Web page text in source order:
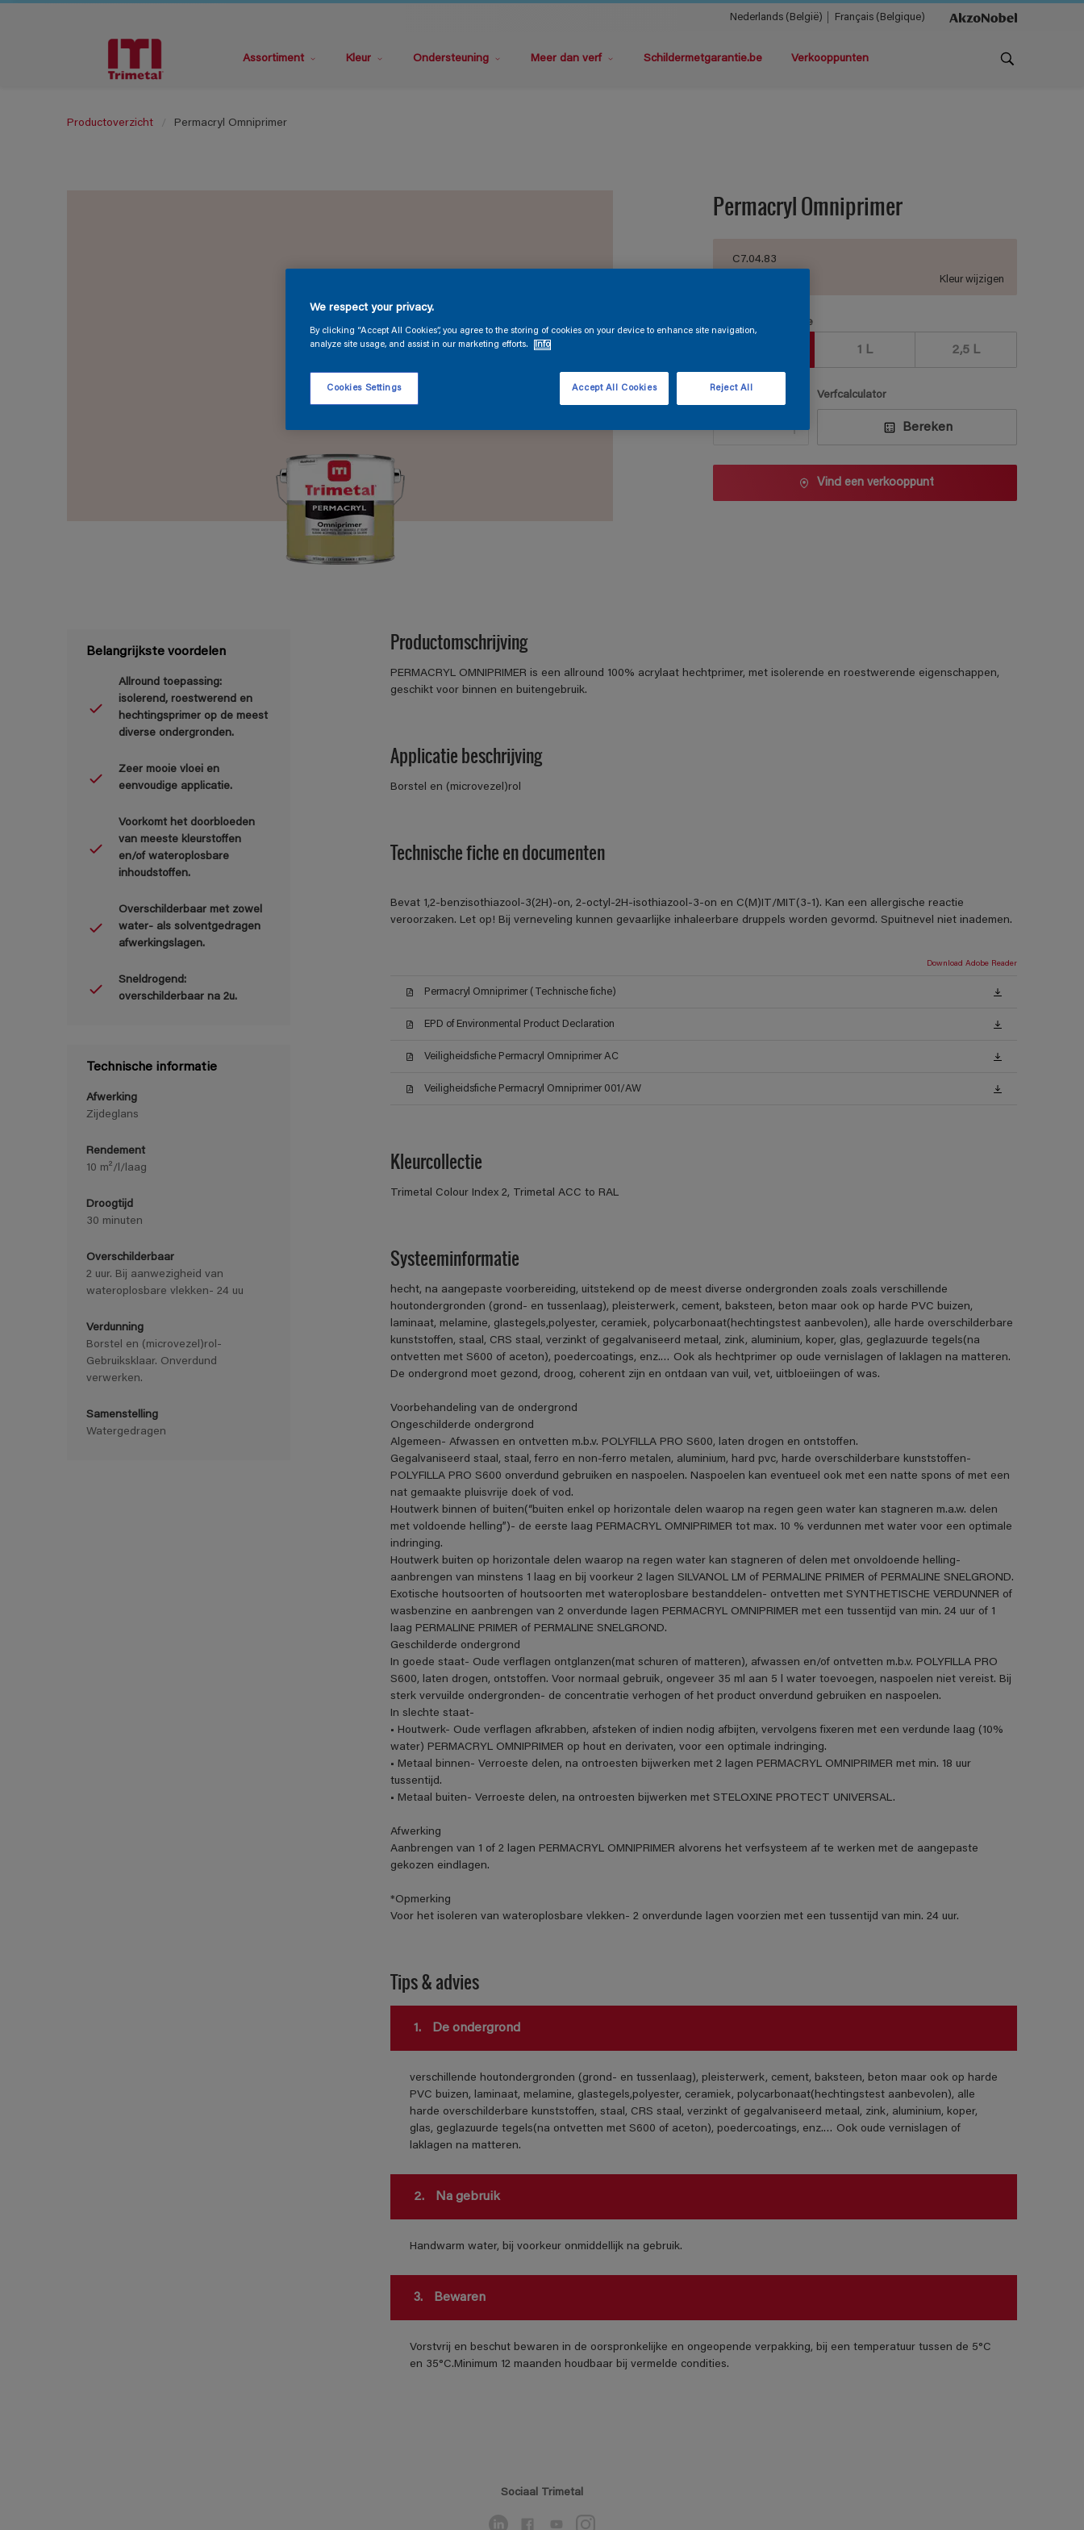
Nederlands (België) Français (Belgique)
Assortiment Kleur Ondersteuning Meer dan verf Schildermetgarantie.be Verkooppunten
Productoverzicht Permacryl Omniprimer
Permacryl Omniprimer
C7.04.83
Kleur wijzigen
Verpakkingsgrootte
1 L 2,5 L
Aantal Verfcalculator
Bereken
Vind een verkooppunt
Belangrijkste voordelen
Allround toepassing:
isolerend, roestwerend en
hechtingsprimer op de meest
diverse ondergronden.
Zeer mooie vloei en
eenvoudige applicatie.
Voorkomt het doorbloeden
van meeste kleurstoffen
en/of wateroplosbare
inhoudstoffen.
Overschilderbaar met zowel
water- als solventgedragen
afwerkingslagen.
Sneldrogend:
overschilderbaar na 2u.
Technische informatie
Afwerking
Zijdeglans
Rendement
10 m²/l/laag
Droogtijd
30 minuten
Overschilderbaar
2 uur. Bij aanwezigheid van
wateroplosbare vlekken- 24 uu
Verdunning
Borstel en (microvezel)rol-
Gebruiksklaar. Onverdund
verwerken.
Samenstelling
Watergedragen
Productomschrijving
PERMACRYL OMNIPRIMER is een allround 100% acrylaat hechtprimer, met isolerende en roestwerende eigenschappen,
geschikt voor binnen en buitengebruik.
Applicatie beschrijving
Borstel en (microvezel)rol
Technische fiche en documenten
Bevat 1,2-benzisothiazool-3(2H)-on, 2-octyl-2H-isothiazool-3-on en C(M)IT/MIT(3-1). Kan een allergische reactie
veroorzaken. Let op! Bij verneveling kunnen gevaarlijke inhaleerbare druppels worden gevormd. Spuitnevel niet inademen.
Download Adobe Reader
Permacryl Omniprimer (Technische fiche)
EPD of Environmental Product Declaration
Veiligheidsfiche Permacryl Omniprimer AC
Veiligheidsfiche Permacryl Omniprimer 001/AW
Kleurcollectie
Trimetal Colour Index 2, Trimetal ACC to RAL
Systeeminformatie
hecht, na aangepaste voorbereiding, uitstekend op de meest diverse ondergronden zoals zoals verschillende
houtondergronden (grond- en tussenlaag), pleisterwerk, cement, baksteen, beton maar ook op harde PVC buizen,
laminaat, melamine, glastegels,polyester, ceramiek, polycarbonaat(hechtingstest aanbevolen), alle harde overschilderbare
kunststoffen, staal, CRS staal, verzinkt of gegalvaniseerd metaal, zink, aluminium, koper, glas, geglazuurde tegels(na
ontvetten met S600 of aceton), poedercoatings, enz.… Ook als hechtprimer op oude vernislagen of laklagen na matteren.
De ondergrond moet gezond, droog, coherent zijn en ontdaan van vuil, vet, uitbloeiingen of was.
Voorbehandeling van de ondergrond
Ongeschilderde ondergrond
Algemeen- Afwassen en ontvetten m.b.v. POLYFILLA PRO S600, laten drogen en ontstoffen.
Gegalvaniseerd staal, staal, ferro en non-ferro metalen, aluminium, hard pvc, harde overschilderbare kunststoffen-
POLYFILLA PRO S600 onverdund gebruiken en naspoelen. Naspoelen kan eventueel ook met een natte spons of met een
nat gemaakte pluisvrije doek of vod.
Houtwerk binnen of buiten(“buiten enkel op horizontale delen waarop na regen geen water kan stagneren m.a.w. delen
met voldoende helling”)- de eerste laag PERMACRYL OMNIPRIMER tot max. 10 % verdunnen met water voor een optimale
indringing.
Houtwerk buiten op horizontale delen waarop na regen water kan stagneren of delen met onvoldoende helling-
aanbrengen van minstens 1 laag en bij voorkeur 2 lagen SILVANOL LM of PERMALINE PRIMER of PERMALINE SNELGROND.
Exotische houtsoorten of houtsoorten met wateroplosbare bestanddelen- ontvetten met SYNTHETISCHE VERDUNNER of
wasbenzine en aanbrengen van 2 onverdunde lagen PERMACRYL OMNIPRIMER met een tussentijd van min. 24 uur of 1
laag PERMALINE PRIMER of PERMALINE SNELGROND.
Geschilderde ondergrond
In goede staat- Oude verflagen ontglanzen(mat schuren of matteren), afwassen en/of ontvetten m.b.v. POLYFILLA PRO
S600, laten drogen, ontstoffen. Voor normaal gebruik, ongeveer 35 ml aan 5 l water toevoegen, naspoelen niet vereist. Bij
sterk vervuilde ondergronden- de concentratie verhogen of het product onverdund gebruiken en naspoelen.
In slechte staat-
• Houtwerk- Oude verflagen afkrabben, afsteken of indien nodig afbijten, vervolgens fixeren met een verdunde laag (10%
water) PERMACRYL OMNIPRIMER op hout en derivaten, voor een optimale indringing.
• Metaal binnen- Verroeste delen, na ontroesten bijwerken met 2 lagen PERMACRYL OMNIPRIMER met min. 18 uur
tussentijd.
• Metaal buiten- Verroeste delen, na ontroesten bijwerken met STELOXINE PROTECT UNIVERSAL.
Afwerking
Aanbrengen van 1 of 2 lagen PERMACRYL OMNIPRIMER alvorens het verfsysteem af te werken met de aangepaste
gekozen eindlagen.
*Opmerking
Voor het isoleren van wateroplosbare vlekken- 2 onverdunde lagen voorzien met een tussentijd van min. 24 uur.
Tips & advies
1. De ondergrond
verschillende houtondergronden (grond- en tussenlaag), pleisterwerk, cement, baksteen, beton maar ook op harde
PVC buizen, laminaat, melamine, glastegels,polyester, ceramiek, polycarbonaat(hechtingstest aanbevolen), alle
harde overschilderbare kunststoffen, staal, CRS staal, verzinkt of gegalvaniseerd metaal, zink, aluminium, koper,
glas, geglazuurde tegels(na ontvetten met S600 of aceton), poedercoatings, enz.… Ook oude vernislagen of
laklagen na matteren.
2. Na gebruik
Handwarm water, bij voorkeur onmiddellijk na gebruik.
3. Bewaren
Vorstvrij en beschut bewaren in de oorspronkelijke en ongeopende verpakking, bij een temperatuur tussen de 5°C
en 35°C.Minimum 12 maanden houdbaar bij vermelde condities.
Sociaal Trimetal
We respect your privacy.
By clicking “Accept All Cookies”, you agree to the storing of cookies on your device to enhance site navigation,
analyze site usage, and assist in our marketing efforts.
Info
Cookies Settings Reject All
Accept All Cookies